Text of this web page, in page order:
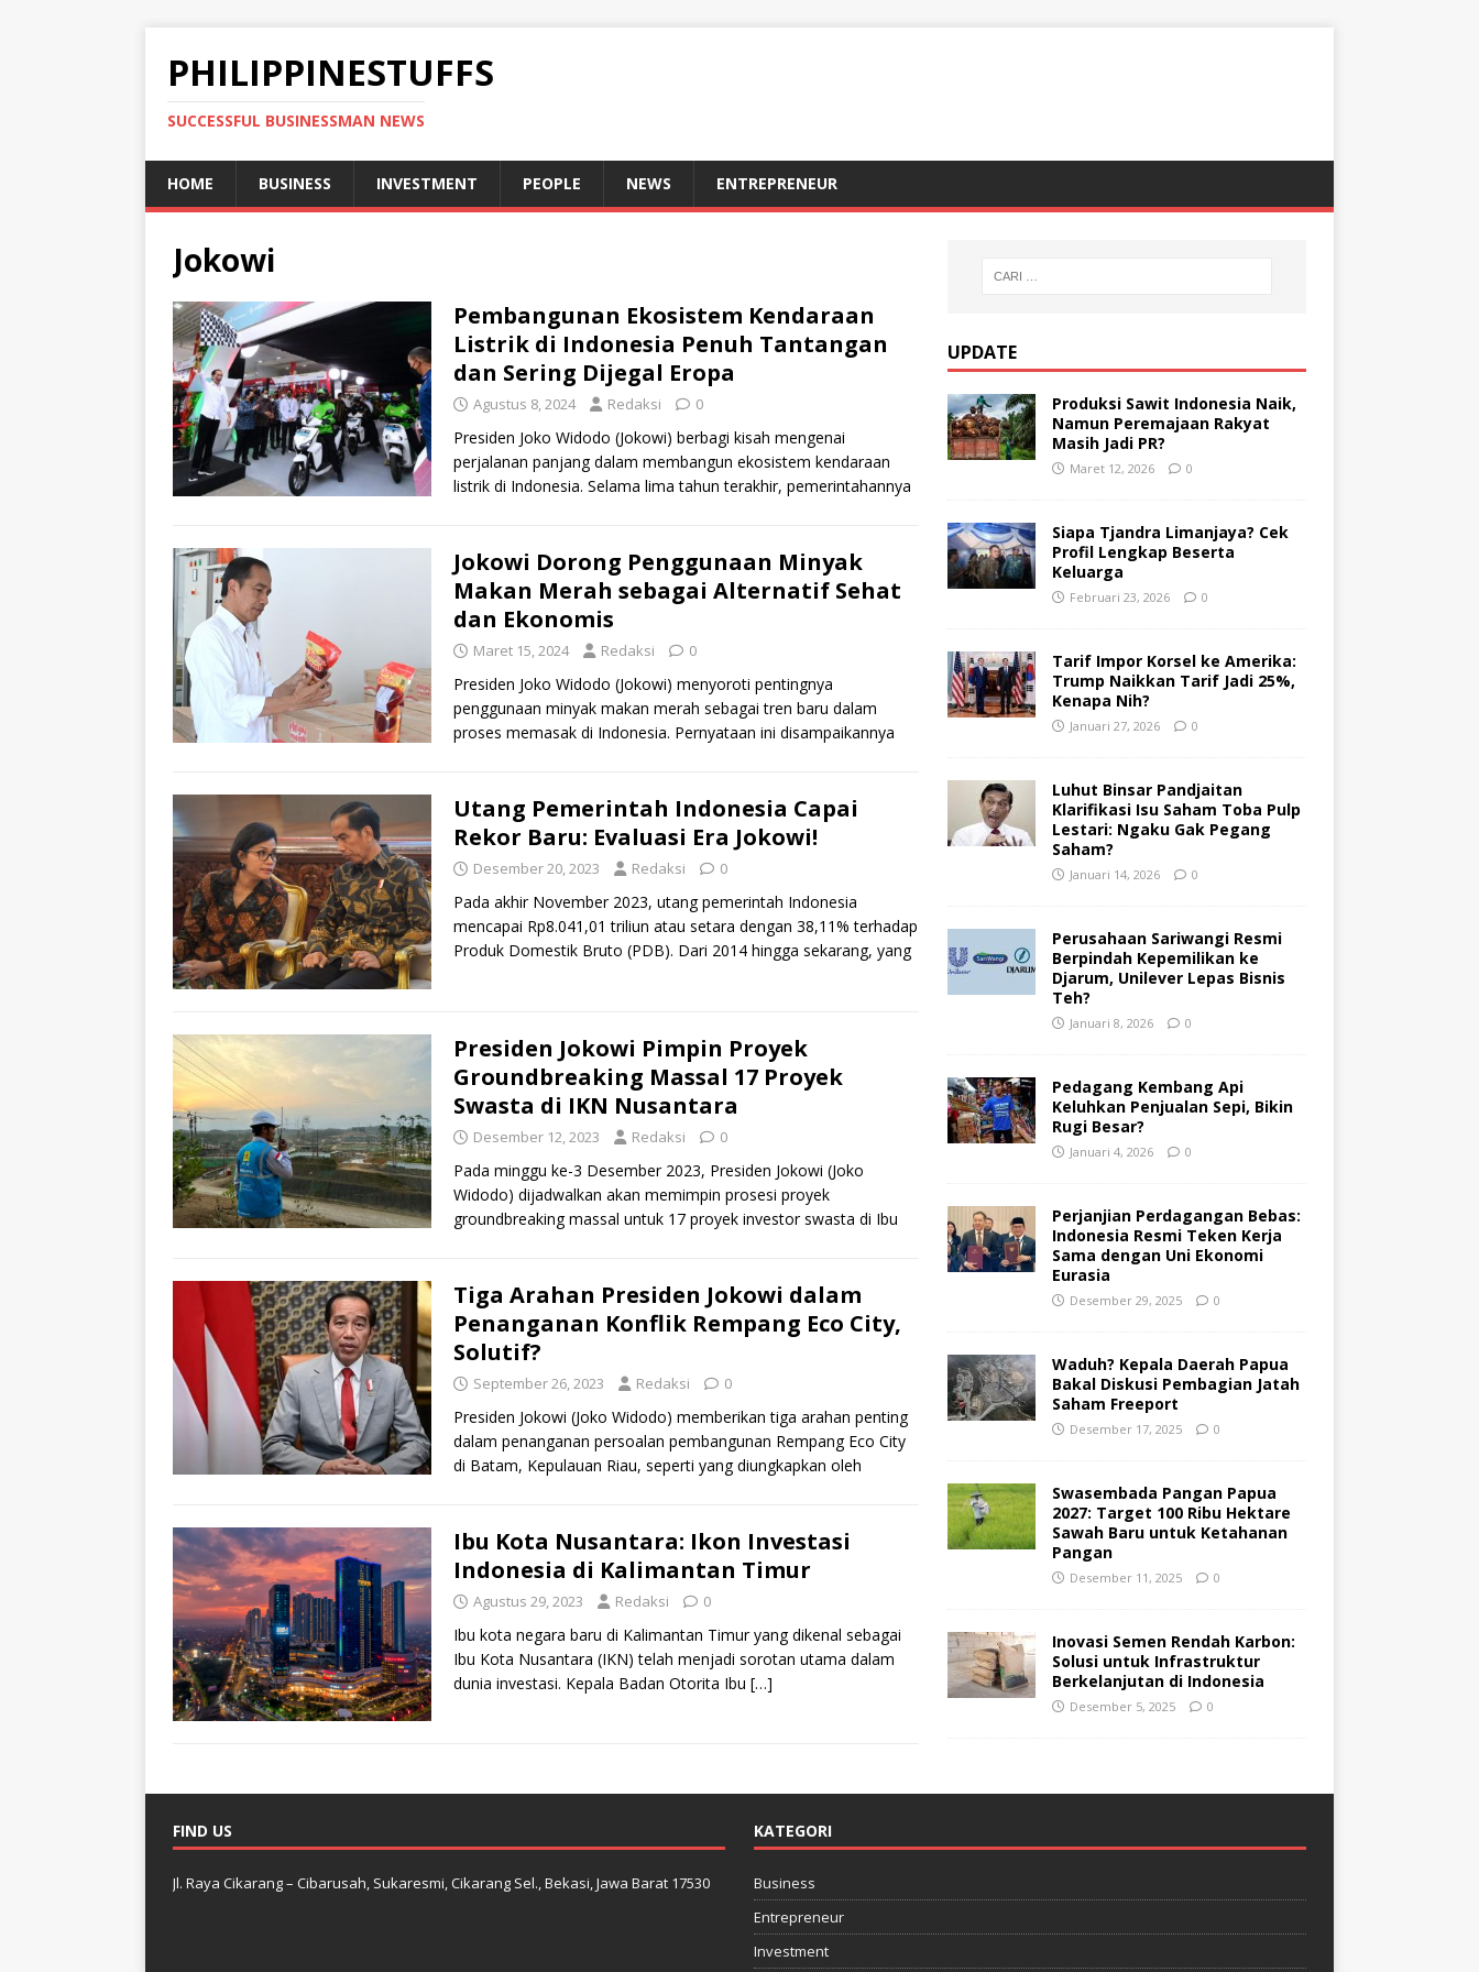
PHILIPPINESTUFFS
SUCCESSFUL BUSINESSMAN NEWS
HOME BUSINESS INVESTMENT PEOPLE NEWS ENTREPRENEUR
Jokowi
Pembangunan Ekosistem Kendaraan
Listrik di Indonesia Penuh Tantangan
dan Sering Dijegal Eropa
Agustus 8, 2024 Redaksi 0
Presiden Joko Widodo (Jokowi) berbagi kisah mengenai
perjalanan panjang dalam membangun ekosistem kendaraan
listrik di Indonesia. Selama lima tahun terakhir, pemerintahannya
Jokowi Dorong Penggunaan Minyak
Makan Merah sebagai Alternatif Sehat
dan Ekonomis
Maret 15, 2024 Redaksi 0
Presiden Joko Widodo (Jokowi) menyoroti pentingnya
penggunaan minyak makan merah sebagai tren baru dalam
proses memasak di Indonesia. Pernyataan ini disampaikannya
Utang Pemerintah Indonesia Capai
Rekor Baru: Evaluasi Era Jokowi!
Desember 20, 2023 Redaksi 0
Pada akhir November 2023, utang pemerintah Indonesia
mencapai Rp8.041,01 triliun atau setara dengan 38,11% terhadap
Produk Domestik Bruto (PDB). Dari 2014 hingga sekarang, yang
Presiden Jokowi Pimpin Proyek
Groundbreaking Massal 17 Proyek
Swasta di IKN Nusantara
Desember 12, 2023 Redaksi 0
Pada minggu ke-3 Desember 2023, Presiden Jokowi (Joko
Widodo) dijadwalkan akan memimpin prosesi proyek
groundbreaking massal untuk 17 proyek investor swasta di Ibu
Tiga Arahan Presiden Jokowi dalam
Penanganan Konflik Rempang Eco City,
Solutif?
September 26, 2023 Redaksi 0
Presiden Jokowi (Joko Widodo) memberikan tiga arahan penting
dalam penanganan persoalan pembangunan Rempang Eco City
di Batam, Kepulauan Riau, seperti yang diungkapkan oleh
Ibu Kota Nusantara: Ikon Investasi
Indonesia di Kalimantan Timur
Agustus 29, 2023 Redaksi 0
Ibu kota negara baru di Kalimantan Timur yang dikenal sebagai
Ibu Kota Nusantara (IKN) telah menjadi sorotan utama dalam
dunia investasi. Kepala Badan Otorita Ibu […]
UPDATE
Produksi Sawit Indonesia Naik,
Namun Peremajaan Rakyat
Masih Jadi PR?
Maret 12, 2026 0
Siapa Tjandra Limanjaya? Cek
Profil Lengkap Beserta
Keluarga
Februari 23, 2026 0
Tarif Impor Korsel ke Amerika:
Trump Naikkan Tarif Jadi 25%,
Kenapa Nih?
Januari 27, 2026 0
Luhut Binsar Pandjaitan
Klarifikasi Isu Saham Toba Pulp
Lestari: Ngaku Gak Pegang
Saham?
Januari 14, 2026 0
Perusahaan Sariwangi Resmi
Berpindah Kepemilikan ke
Djarum, Unilever Lepas Bisnis
Teh?
Januari 8, 2026 0
Pedagang Kembang Api
Keluhkan Penjualan Sepi, Bikin
Rugi Besar?
Januari 4, 2026 0
Perjanjian Perdagangan Bebas:
Indonesia Resmi Teken Kerja
Sama dengan Uni Ekonomi
Eurasia
Desember 29, 2025 0
Waduh? Kepala Daerah Papua
Bakal Diskusi Pembagian Jatah
Saham Freeport
Desember 17, 2025 0
Swasembada Pangan Papua
2027: Target 100 Ribu Hektare
Sawah Baru untuk Ketahanan
Pangan
Desember 11, 2025 0
Inovasi Semen Rendah Karbon:
Solusi untuk Infrastruktur
Berkelanjutan di Indonesia
Desember 5, 2025 0
FIND US
Jl. Raya Cikarang – Cibarusah, Sukaresmi, Cikarang Sel., Bekasi, Jawa Barat 17530
KATEGORI
Business
Entrepreneur
Investment